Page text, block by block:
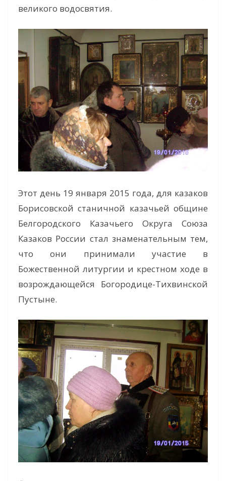
великого водосвятия.
Этот день 19 января 2015 года, для казаков
Борисовской станичной казачьей общине
Белгородского Казачьего Округа Союза
Казаков России стал знаменательным тем,
что они принимали участие в
Божественной литургии и крестном ходе в
возрождающейся Богородице-Тихвинской
Пустыне.